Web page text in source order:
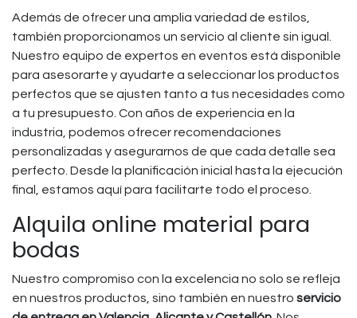
Además de ofrecer una amplia variedad de estilos,
también proporcionamos un servicio al cliente sin igual.
Nuestro equipo de expertos en eventos está disponible
para asesorarte y ayudarte a seleccionar los productos
perfectos que se ajusten tanto a tus necesidades como
a tu presupuesto. Con años de experiencia en la
industria, podemos ofrecer recomendaciones
personalizadas y asegurarnos de que cada detalle sea
perfecto. Desde la planificación inicial hasta la ejecución
final, estamos aquí para facilitarte todo el proceso.
Alquila online material para
bodas
Nuestro compromiso con la excelencia no solo se refleja
en nuestros productos, sino también en nuestro servicio